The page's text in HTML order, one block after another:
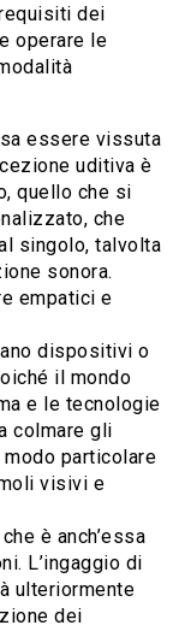
dei
operare le
essere vissuta
uditiva è
quello che si
che
singolo, talvolta
sonora.
empatici e
dispositivi o
il mondo
e le tecnologie
colmare gli
particolare
visivi e
è anch’essa
L’ingaggio di
ulteriormente
dei